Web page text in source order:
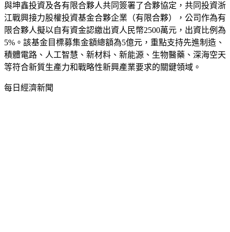
與坤鑫投資及各有限合夥人共同簽署了合夥協定，共同投資浙
江戰興接力股權投資基金合夥企業（有限合夥），公司作為有
限合夥人擬以自有資金認繳出資人民幣2500萬元，出資比例為
5%。該基金目標募集金額總額為5億元，重點支持先進制造、
積體電路、人工智慧、新材料、新能源、生物醫藥、深海空天
等符合新質生產力和戰略性新興產業要求的關鍵領域。
每日經濟新聞